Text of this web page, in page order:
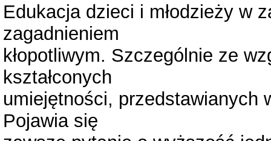
Edukacja dzieci i młodzieży w
zagadnieniem
kłopotliwym. Szczególnie ze
kształconych
umiejętności, przedstawianych
Pojawia się